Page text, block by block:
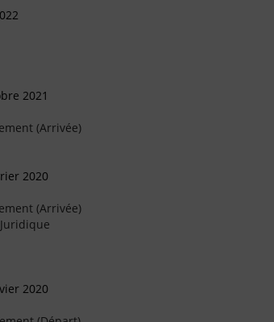
2021
(Arrivée)
2020
(Arrivée)
2020